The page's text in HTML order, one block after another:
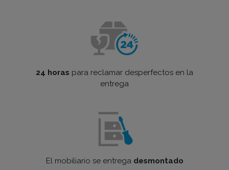
24 horas para reclamar desperfectos en la
entrega
El mobiliario se entrega desmontado